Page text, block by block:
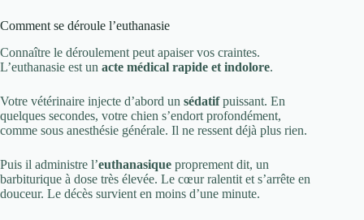
Comment se déroule l’euthanasie
Connaître le déroulement peut apaiser vos craintes.
L’euthanasie est un acte médical rapide et indolore.
Votre vétérinaire injecte d’abord un sédatifpuissant. En
quelques secondes, votre chien s’endort profondément,
comme sous anesthésie générale. Il ne ressent déjà plus rien.
Puis il administre l’euthanasique proprement dit, un
barbiturique à dose très élevée. Le cœur ralentit et s’arrête en
douceur. Le décès survient en moins d’une minute.